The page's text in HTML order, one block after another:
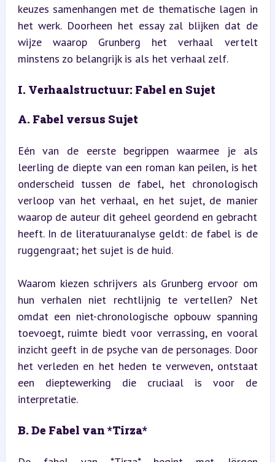
keuzes samenhangen met de thematische lagen in
het werk. Doorheen het essay zal blijken dat de
wijze waarop Grunberg het verhaal vertelt
minstens zo belangrijk is als het verhaal zelf.
I. Verhaalstructuur: Fabel en Sujet
A. Fabel versus Sujet
Eén van de eerste begrippen waarmee je als
leerling de diepte van een roman kan peilen, is het
onderscheid tussen de fabel, het chronologisch
verloop van het verhaal, en het sujet, de manier
waarop de auteur dit geheel geordend en gebracht
heeft. In de literatuuranalyse geldt: de fabel is de
ruggengraat; het sujet is de huid.
Waarom kiezen schrijvers als Grunberg ervoor om
hun verhalen niet rechtlijnig te vertellen? Net
omdat een niet-chronologische opbouw spanning
toevoegt, ruimte biedt voor verrassing, en vooral
inzicht geeft in de psyche van de personages. Door
het verleden en het heden te verweven, ontstaat
een dieptewerking die cruciaal is voor de
interpretatie.
B. De Fabel van *Tirza*